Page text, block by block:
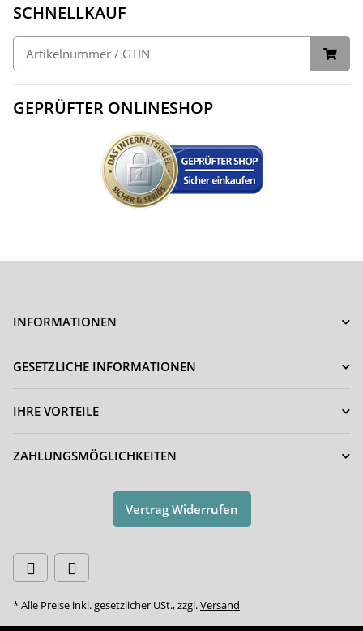
SCHNELLKAUF
GEPRÜFTER ONLINESHOP
INFORMATIONEN
GESETZLICHE INFORMATIONEN
IHRE VORTEILE
ZAHLUNGSMÖGLICHKEITEN
Vertrag Widerrufen
* Alle Preise inkl. gesetzlicher USt., zzgl.Versand